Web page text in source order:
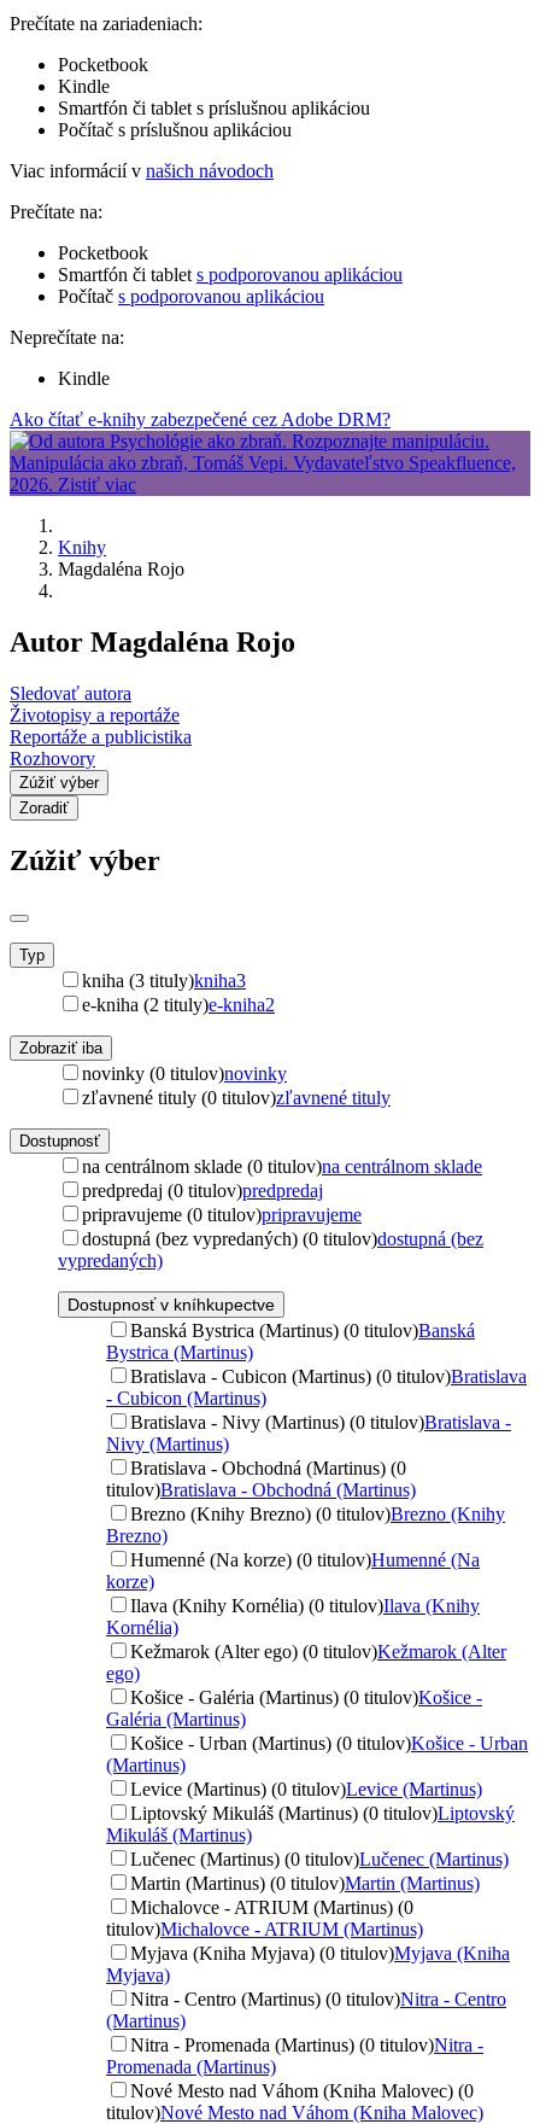
Prečítate na zariadeniach:
Pocketbook
Kindle
Smartfón či tablet s príslušnou aplikáciou
Počítač s príslušnou aplikáciou
Viac informácií v našich návodoch
Prečítate na:
Pocketbook
Smartfón či tablet s podporovanou aplikáciou
Počítač s podporovanou aplikáciou
Neprečítate na:
Kindle
Ako čítať e-knihy zabezpečené cez Adobe DRM?
Knihy
Magdaléna Rojo
Autor Magdaléna Rojo
Sledovať autora
Životopisy a reportáže
Reportáže a publicistika
Rozhovory
Zúžiť výber
Zoradiť
Zúžiť výber
Typ
kniha (3 tituly)kniha3
e-kniha (2 tituly)e-kniha2
Zobraziť iba
novinky (0 titulov)novinky
zľavnené tituly (0 titulov)zľavnené tituly
Dostupnosť
na centrálnom sklade (0 titulov)na centrálnom sklade
predpredaj (0 titulov)predpredaj
pripravujeme (0 titulov)pripravujeme
dostupná (bez vypredaných) (0 titulov)dostupná (bez
vypredaných)
Dostupnosť v kníhkupectve
Banská Bystrica (Martinus) (0 titulov)Banská
Bystrica (Martinus)
Bratislava - Cubicon (Martinus) (0 titulov)Bratislava
- Cubicon (Martinus)
Bratislava - Nivy (Martinus) (0 titulov)Bratislava -
Nivy (Martinus)
Bratislava - Obchodná (Martinus) (0
titulov)Bratislava - Obchodná (Martinus)
Brezno (Knihy Brezno) (0 titulov)Brezno (Knihy
Brezno)
Humenné (Na korze) (0 titulov)Humenné (Na
korze)
Ilava (Knihy Kornélia) (0 titulov)Ilava (Knihy
Kornélia)
Kežmarok (Alter ego) (0 titulov)Kežmarok (Alter
ego)
Košice - Galéria (Martinus) (0 titulov)Košice -
Galéria (Martinus)
Košice - Urban (Martinus) (0 titulov)Košice - Urban
(Martinus)
Levice (Martinus) (0 titulov)Levice (Martinus)
Liptovský Mikuláš (Martinus) (0 titulov)Liptovský
Mikuláš (Martinus)
Lučenec (Martinus) (0 titulov)Lučenec (Martinus)
Martin (Martinus) (0 titulov)Martin (Martinus)
Michalovce - ATRIUM (Martinus) (0
titulov)Michalovce - ATRIUM (Martinus)
Myjava (Kniha Myjava) (0 titulov)Myjava (Kniha
Myjava)
Nitra - Centro (Martinus) (0 titulov)Nitra - Centro
(Martinus)
Nitra - Promenada (Martinus) (0 titulov)Nitra -
Promenada (Martinus)
Nové Mesto nad Váhom (Kniha Malovec) (0
titulov)Nové Mesto nad Váhom (Kniha Malovec)